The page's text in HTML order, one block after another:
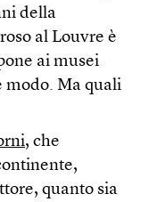
della
al Louvre è
ai musei
modo. Ma quali
, che
quanto sia